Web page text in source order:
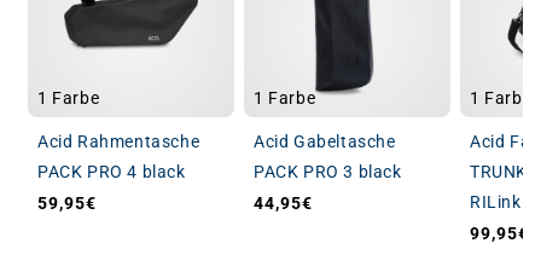
1 Farbe
Acid Rahmentasche
PACK PRO 4 black
Normaler Preis
59,95€
1 Farbe
Acid Gabeltasche
PACK PRO 3 black
Normaler Preis
44,95€
1 Farbe
Acid
TRUNK
RILink
99,95€